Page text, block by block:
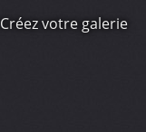
Créez votre galerie